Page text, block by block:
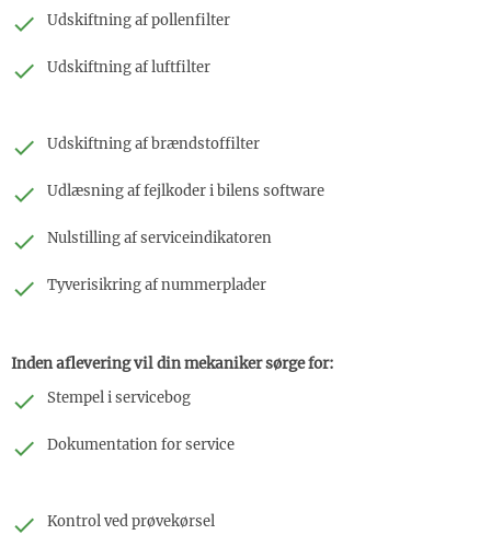
Udskiftning af pollenfilter
Udskiftning af luftfilter
Udskiftning af brændstoffilter
Udlæsning af fejlkoder i bilens software
Nulstilling af serviceindikatoren
Tyverisikring af nummerplader
Inden aflevering vil din mekaniker sørge for:
Stempel i servicebog
Dokumentation for service
Kontrol ved prøvekørsel